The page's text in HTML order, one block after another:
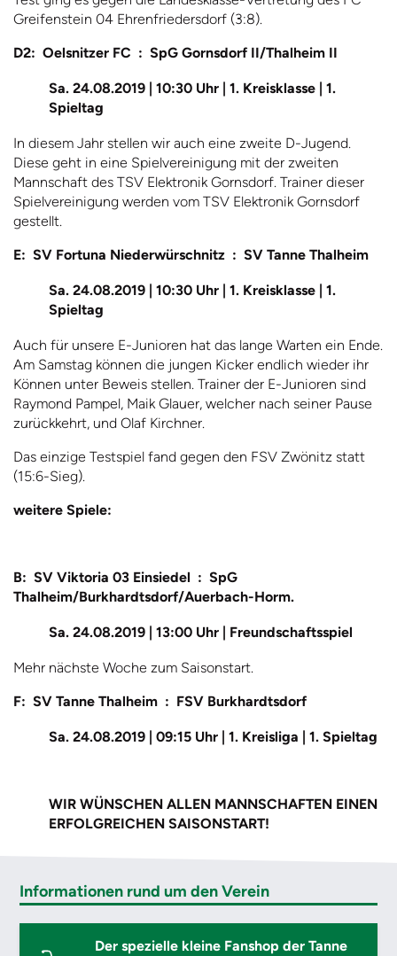
Greifenstein 04 Ehrenfriedersdorf (3:8).
D2: Oelsnitzer FC : SpG Gornsdorf II/Thalheim II
Sa. 24.08.2019 | 10:30 Uhr | 1. Kreisklasse | 1.
Spieltag
In diesem Jahr stellen wir auch eine zweite D-Jugend.
Diese geht in eine Spielvereinigung mit der zweiten
Mannschaft des TSV Elektronik Gornsdorf. Trainer dieser
Spielvereinigung werden vom TSV Elektronik Gornsdorf
gestellt.
E: SV Fortuna Niederwürschnitz : SV Tanne Thalheim
Sa. 24.08.2019 | 10:30 Uhr | 1. Kreisklasse | 1.
Spieltag
Auch für unsere E-Junioren hat das lange Warten ein Ende.
Am Samstag können die jungen Kicker endlich wieder ihr
Können unter Beweis stellen. Trainer der E-Junioren sind
Raymond Pampel, Maik Glauer, welcher nach seiner Pause
zurückkehrt, und Olaf Kirchner.
Das einzige Testspiel fand gegen den FSV Zwönitz statt
(15:6-Sieg).
weitere Spiele:
B: SV Viktoria 03 Einsiedel : SpG
Thalheim/Burkhardtsdorf/Auerbach-Horm.
Sa. 24.08.2019 | 13:00 Uhr | Freundschaftsspiel
Mehr nächste Woche zum Saisonstart.
F: SV Tanne Thalheim : FSV Burkhardtsdorf
Sa. 24.08.2019 | 09:15 Uhr | 1. Kreisliga | 1. Spieltag
WIR WÜNSCHEN ALLEN MANNSCHAFTEN EINEN
ERFOLGREICHEN SAISONSTART!
Informationen rund um den Verein
Der spezielle kleine Fanshop der Tanne